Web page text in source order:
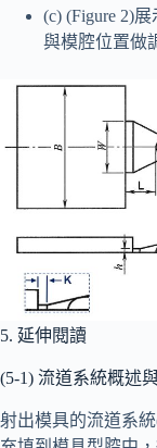
(c) (Figure 2)
與模腔位置做
5. 延伸閱讀
(5-1) 流道系統概述
射出模具的流道系